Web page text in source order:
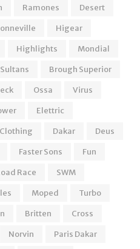
Ramones
Desert
Higear
Highlights
Mondial
Sultans
Brough Superior
Ossa
Virus
Elettric
Clothing Dakar
Deus
Faster Sons
Fun
Race
SWM
Moped
Turbo
Britten
Cross
Norvin
Paris Dakar